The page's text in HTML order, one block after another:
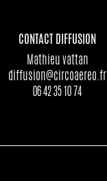
CONTACT DIFFUSION
Mathieu vattan
diffusion@circoaereo.fr
06 42 35 10 74